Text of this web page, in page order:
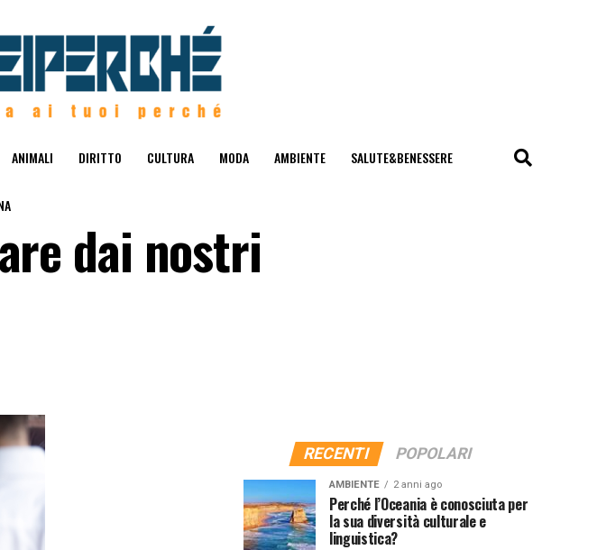
ANIMALI DIRITTO CULTURA MODA AMBIENTE SALUTE&BENESSERE
dai nostri
RECENTI POPOLARI
AMBIENTE 2 anni ago
Perché l’Oceania è conosciuta per
la sua diversità culturale e
linguistica?